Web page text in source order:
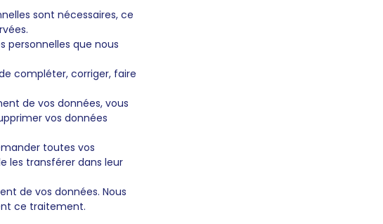
sont nécessaires, ce
personnelles que nous
compléter, corriger, faire
de vos données, vous
vos données
toutes vos
les transférer dans leur
de vos données. Nous
ce traitement.